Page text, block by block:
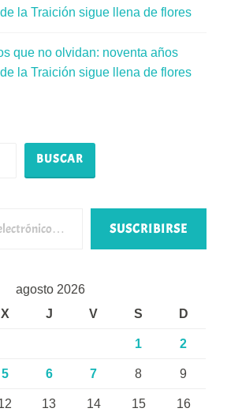
la Traición sigue llena de flores
que no olvidan: noventa años
la Traición sigue llena de flores
BUSCAR
SUSCRIBIRSE
agosto 2026
X J V S D
1 2
5 6 7 8 9
13 14 15 16